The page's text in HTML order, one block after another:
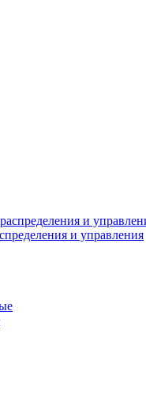
и управления